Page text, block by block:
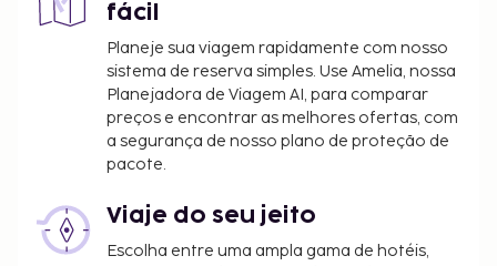
fácil
Planeje sua viagem rapidamente com nosso
sistema de reserva simples. Use Amelia, nossa
Planejadora de Viagem AI, para comparar
preços e encontrar as melhores ofertas, com
a segurança de nosso plano de proteção de
pacote.
Viaje do seu jeito
Escolha entre uma ampla gama de hotéis,